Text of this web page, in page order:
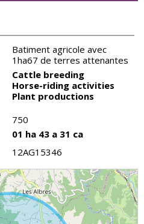
Batiment agricole avec
1ha67 de terres attenantes
Cattle breeding
Horse-riding activities
Plant productions
750
01 ha 43 a 31 ca
12AG15346